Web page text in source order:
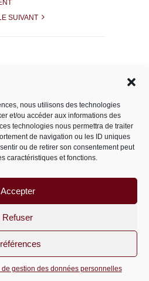
nous utilisons des technologies
et/ou accéder aux informations des
technologies nous permettra de traiter
de navigation ou les ID uniques
ou de retirer son consentement peut
caractéristiques et fonctions.
Accepter
Refuser
de gestion des données personnelles
SUIVANT